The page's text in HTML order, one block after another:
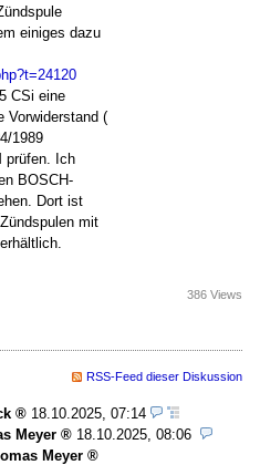
einiges dazu
CSi eine
Vorwiderstand (
1989
prüfen. Ich
BOSCH-
Dort ist
mit
386 Views
RSS-Feed dieser Diskussion
18.10.2025, 07:14
Meyer
18.10.2025, 08:06
Meyer